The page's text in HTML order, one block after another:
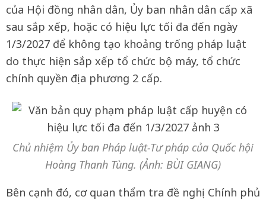
của Hội đồng nhân dân, Ủy ban nhân dân cấp xã
sau sắp xếp, hoặc có hiệu lực tối đa đến ngày
1/3/2027 để không tạo khoảng trống pháp luật
do thực hiện sắp xếp tổ chức bộ máy, tổ chức
chính quyền địa phương 2 cấp.
Chủ nhiệm Ủy ban Pháp luật-Tư pháp của Quốc hội
Hoàng Thanh Tùng. (Ảnh: BÙI GIANG)
Bên cạnh đó, cơ quan thẩm tra đề nghị Chính phủ